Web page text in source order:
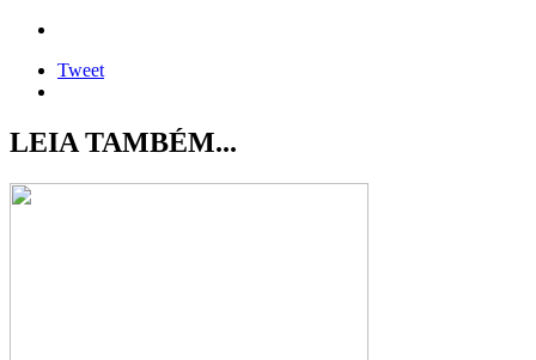
Tweet
LEIA TAMBÉM...